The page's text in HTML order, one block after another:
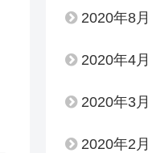
2020年8月
2020年4月
2020年3月
2020年2月